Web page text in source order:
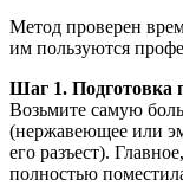
Метод проверен
им пользуются
Шаг 1. Подготовка
Возьмите самую
(нержавеющее или
его разъест).
полностью